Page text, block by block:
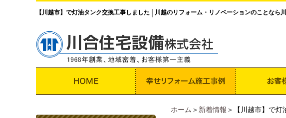
【川越市】で灯油タンク交換工事しました 川越のリフォーム・リノベーションのことなら
ホーム ＞ 新着情報 ＞【川越市】で灯